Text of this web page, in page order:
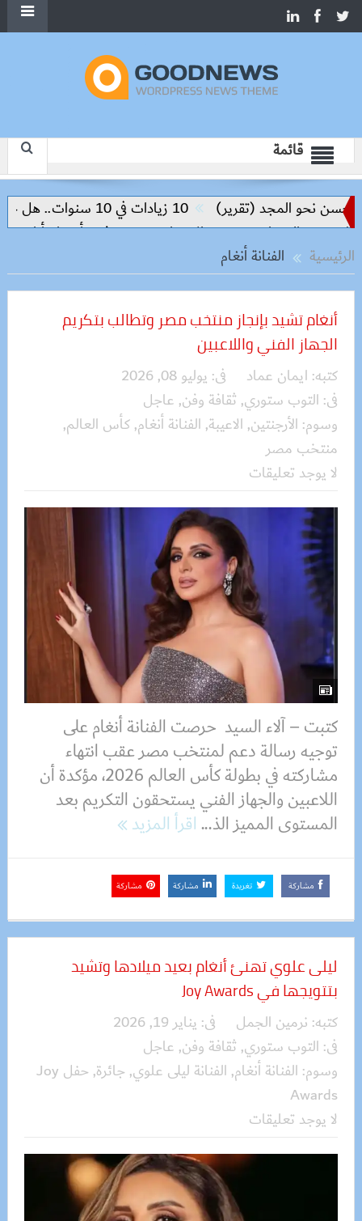
قائمة
10 زيادات في 10 سنوات.. هل حان الوقت لرفع دعم البنزين نهائيا؟
وزيرة الإسكان تسرّع توفيق أوضاع أراضي الشروق والعبور
الرئيسية
الفنانة أنغام
أنغام تشيد بإنجاز منتخب مصر وتطالب بتكريم
الجهاز الفني واللاعبين
كتبه: ايمان عماد فى: يوليو 08, 2026
فى: التوب ستوري, ثقافة وفن, عاجل
وسوم: الأرجنتين, الاعيبة, الفنانة أنغام,كأس العالم,
منتخب مصر
لا يوجد تعليقات
كتبت – آلاء السيد حرصت الفنانة أنغام على
توجيه رسالة دعم لمنتخب مصر عقب انتهاء
مشاركته في بطولة كأس العالم 2026، مؤكدة أن
اللاعبين والجهاز الفني يستحقون التكريم بعد
المستوى المميز الذ...اقرأ المزيد
مشاركة تغريدة مشاركة مشاركة
ليلى علوي تهنئ أنغام بعيد ميلادها وتشيد
بتتويجها في Joy Awards
كتبه: نرمين الجمل فى: يناير 19, 2026
فى: التوب ستوري, ثقافة وفن, عاجل
وسوم: الفنانة أنغام, الفنانة ليلى علوي, جائرة,
حفل Joy
Awards
لا يوجد تعليقات